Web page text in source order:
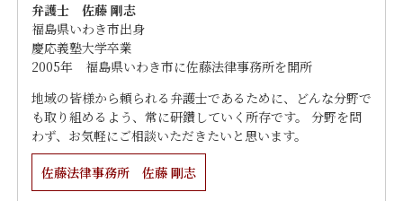
弁護士 佐藤 剛志
福島県いわき市出身
慶応義塾大学卒業
2005年 福島県いわき市に佐藤法律事務所を開所
地域の皆様から頼られる弁護士であるために、どんな分野で
も取り組めるよう、常に研鑽していく所存です。 分野を問
わず、お気軽にご相談いただきたいと思います。
佐藤法律事務所 佐藤 剛志